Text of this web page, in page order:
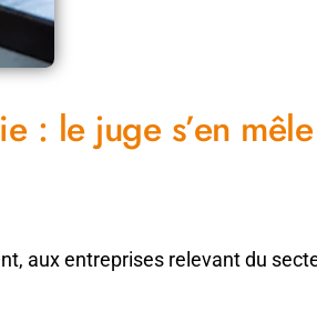
: le juge s’en
aux entreprises relevant du